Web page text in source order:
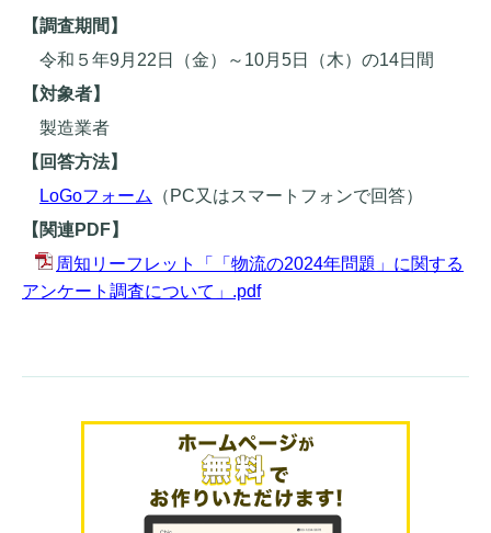
【調査期間】
令和５年9月22日（金）～10月5日（木）の14日間
【対象者】
製造業者
【回答方法】
LoGoフォーム
（PC又はスマートフォンで回答）
【関連PDF】
周知リーフレット「「物流の2024年問題」に関する
アンケート調査について」.pdf